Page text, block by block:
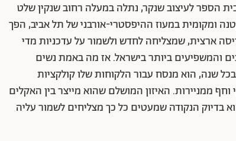
הספר לעיצוב שנקר, נתלה במעלה רחוב שנקין שלט
ומקומית במעוז ההיפסטרי-אורבני של תל אביב, הפך
ארצית, שמצליחה לחדש ולשמור על עדכניות מדי
והמשפיעים ביותר בישראל. אז מה באמת נשים
שנה,הוא מנסח עבור הלקוחות שלו קולקציות
וחף ממניירות. האיזון המושלם שהוא מייצר בין האקלים
בדיוק הנקודה שמעטים כל כך מצליחים לשמור עליה